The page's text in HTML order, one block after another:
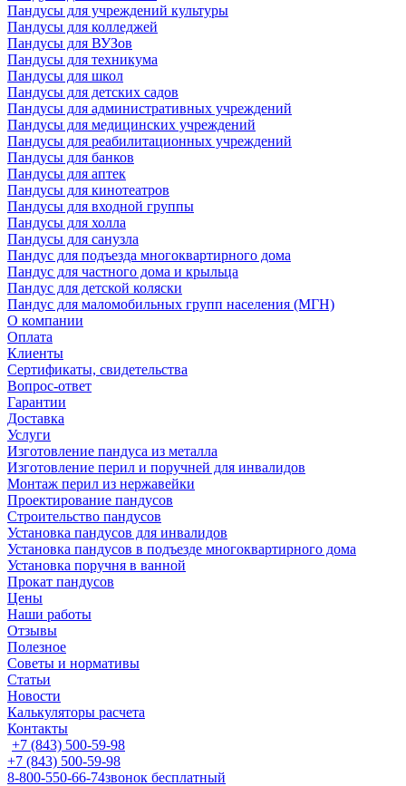
Пандусы для учреждений культуры
Пандусы для колледжей
Пандусы для ВУЗов
Пандусы для техникума
Пандусы для школ
Пандусы для детских садов
Пандусы для административных учреждений
Пандусы для медицинских учреждений
Пандусы для реабилитационных учреждений
Пандусы для банков
Пандусы для аптек
Пандусы для кинотеатров
Пандусы для входной группы
Пандусы для холла
Пандусы для санузла
Пандус для подъезда многоквартирного дома
Пандус для частного дома и крыльца
Пандус для детской коляски
Пандус для маломобильных групп населения (МГН)
О компании
Оплата
Клиенты
Сертификаты, свидетельства
Вопрос-ответ
Гарантии
Доставка
Услуги
Изготовление пандуса из металла
Изготовление перил и поручней для инвалидов
Монтаж перил из нержавейки
Проектирование пандусов
Строительство пандусов
Установка пандусов для инвалидов
Установка пандусов в подъезде многоквартирного дома
Установка поручня в ванной
Прокат пандусов
Цены
Наши работы
Отзывы
Полезное
Советы и нормативы
Статьи
Новости
Калькуляторы расчета
Контакты
+7 (843) 500-59-98
+7 (843) 500-59-98
8-800-550-66-74звонок бесплатный